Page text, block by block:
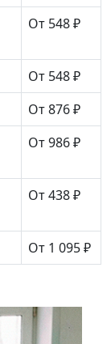
От 548 ₽
От 548 ₽
От 876 ₽
От 986 ₽
От 438 ₽
От 1 095 ₽